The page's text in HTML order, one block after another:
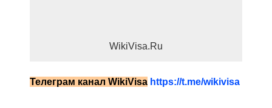
WikiVisa.Ru
Телеграм канал WikiVisa https://t.me/wikivisa